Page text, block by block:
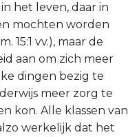
het leven, daar in
mochten worden
15:1 vv.), maar de
aan om zich meer
dingen bezig te
meer zorg te
kon. Alle klassen van
werkelijk dat het